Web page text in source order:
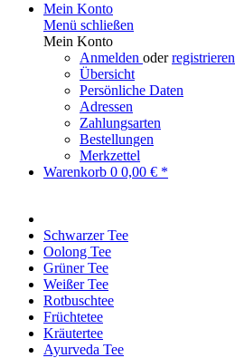
Mein Konto
Menü schließen
Mein Konto
Anmelden oderregistrieren
Übersicht
Persönliche Daten
Adressen
Zahlungsarten
Bestellungen
Merkzettel
Warenkorb 0 0,00 € *
Schwarzer Tee
Oolong Tee
Grüner Tee
Weißer Tee
Rotbuschtee
Früchtetee
Kräutertee
Ayurveda Tee